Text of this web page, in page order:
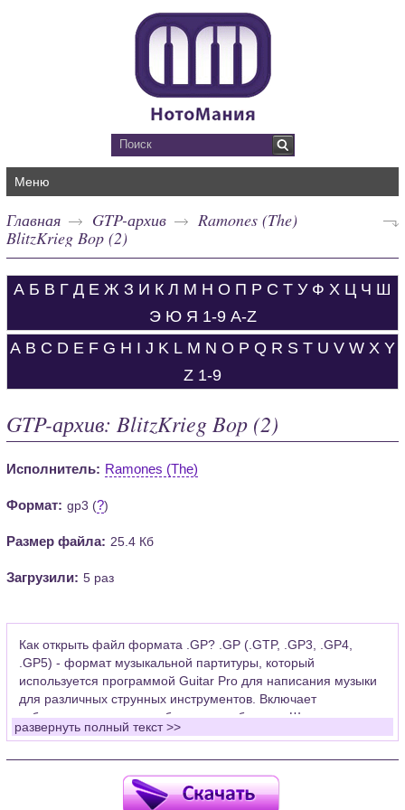
Меню
Главная GTP-архив
Ramones (The)
BlitzKrieg Bop (2)
А Б В Г Д Е Ж З И К Л М Н О П Р С Т У Ф Х Ц Ч Ш
Э Ю Я 1-9 A-Z
A B C D E F G H I J K L M N O P Q R S T U V W X Y
Z 1-9
GTP-архив: BlitzKrieg Bop (2)
Исполнитель: Ramones (The)
Формат: gp3 (?)
Размер файла: 25.4 Кб
Загрузили: 5 раз
Как открыть файл формата .GP? .GP (.GTP, .GP3, .GP4,
.GP5) - формат музыкальной партитуры, который
используется программой Guitar Pro для написания музыки
для различных струнных инструментов. Включает
табулатуры для гитары, бас-гитары, банджо. Широко
применяется для создания партитур, которые затем
Для открытия нот этого формата Вам необходимо
установить у себя на рабочем компьютере программу Guitar
развернуть полный текст >>